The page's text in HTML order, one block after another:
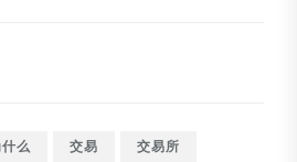
为什么 交易
交易所